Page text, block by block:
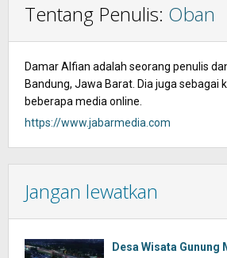
Tentang Penulis: Oban
Damar Alfian adalah seorang penulis
Bandung, Jawa Barat. Dia juga sebagai
beberapa media online.
https://www.jabarmedia.com
Jangan lewatkan
Desa Wisata Gunung